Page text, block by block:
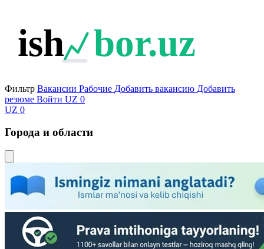
ish bor.uz
Фильтр Вакансии Рабочие Добавить вакансию Добавить
резюме Войти UZ 0
UZ 0
Города и области